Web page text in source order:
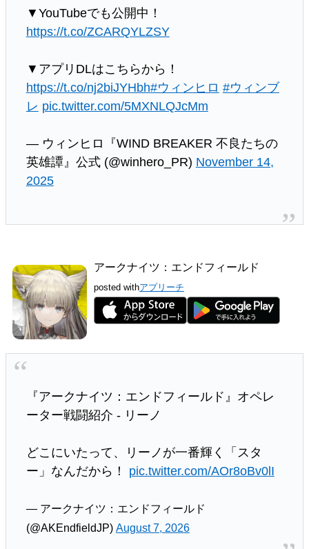
▼YouTubeでも公開中！
https://t.co/ZCARQYLZSY
▼アプリDLはこちらから！
https://t.co/nj2biJYHbh#ウィンヒロ #ウィンブ
レ pic.twitter.com/5MXNLQJcMm
— ウィンヒロ『WIND BREAKER 不良たちの
英雄譚』公式 (@winhero_PR) November 14,
2025
アークナイツ：エンドフィールド
posted withアプリーチ
『アークナイツ：エンドフィールド』オペレ
ーター戦闘紹介 - リーノ
どこにいたって、リーノが一番輝く「スタ
ー」なんだから！ pic.twitter.com/AOr8oBv0lI
— アークナイツ：エンドフィールド
(@AKEndfieldJP) August 7, 2026